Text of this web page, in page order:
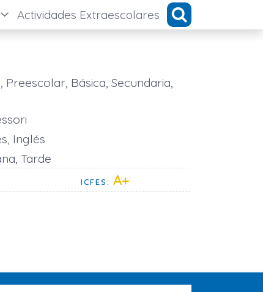
Actividades Extraescolares
Preescolar, Básica, Secundaria,
Inglés
Tarde
ICFES: A+